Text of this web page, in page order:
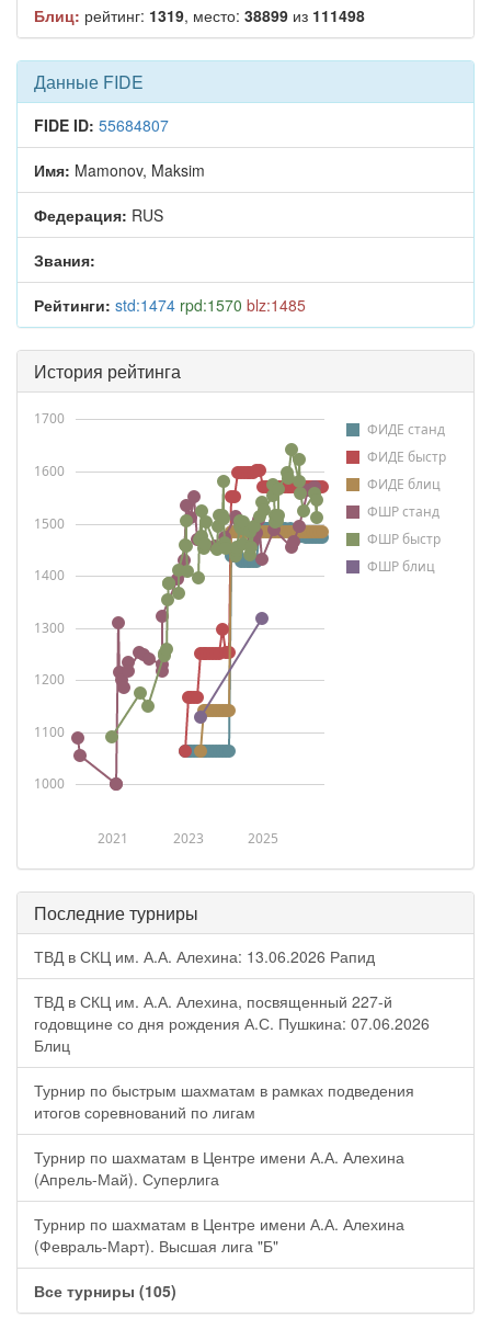
Блиц: рейтинг: 1319, место: 38899 из 111498
Данные FIDE
FIDE ID: 55684807
Имя: Mamonov, Maksim
Федерация: RUS
Звания:
Рейтинги: std:1474 rpd:1570 blz:1485
История рейтинга
ФИДЕ станд
ФИДЕ быстр
ФИДЕ блиц
ФШР станд
ФШР быстр
ФШР блиц
2021 2023 2025
1000
1100
1200
1300
1400
1500
1600
1700
Последние турниры
ТВД в СКЦ им. А.А. Алехина: 13.06.2026 Рапид
ТВД в СКЦ им. А.А. Алехина, посвященный 227-й
годовщине со дня рождения А.С. Пушкина: 07.06.2026
Блиц
Турнир по быстрым шахматам в рамках подведения
итогов соревнований по лигам
Турнир по шахматам в Центре имени А.А. Алехина
(Апрель-Май). Суперлига
Турнир по шахматам в Центре имени А.А. Алехина
(Февраль-Март). Высшая лига "Б"
Все турниры (105)